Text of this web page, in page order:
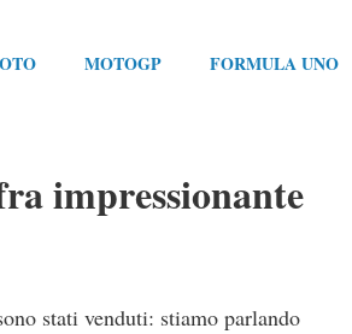
MOTOGP FORMULA UNO
impressionante
stati venduti: stiamo parlando